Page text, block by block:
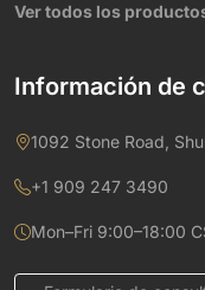
Ver todos los
Información de
1092 Stone Road,
+1 909 247 3490
Mon–Fri 9:00–18:00